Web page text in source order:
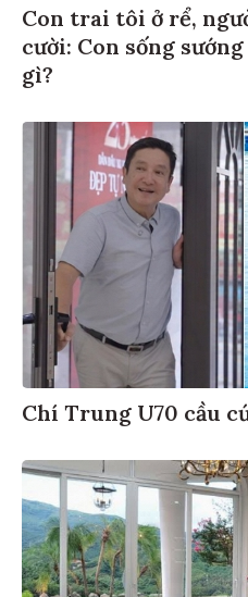
Con trai tôi ở rể,
cười: Con sống
gì?
Chí Trung U70 cầu